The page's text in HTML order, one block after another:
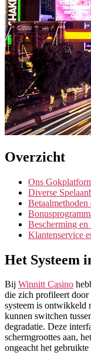
Overzicht
Ons
Diverse
Bescherming en
Klantenservice
Het Systeem
Bij Winnitt Casino
die zich profileert
systeem is ontwikkeld
kunnen switchen
degradatie. Deze
schermgroottes aan,
ongeacht het gebruikte